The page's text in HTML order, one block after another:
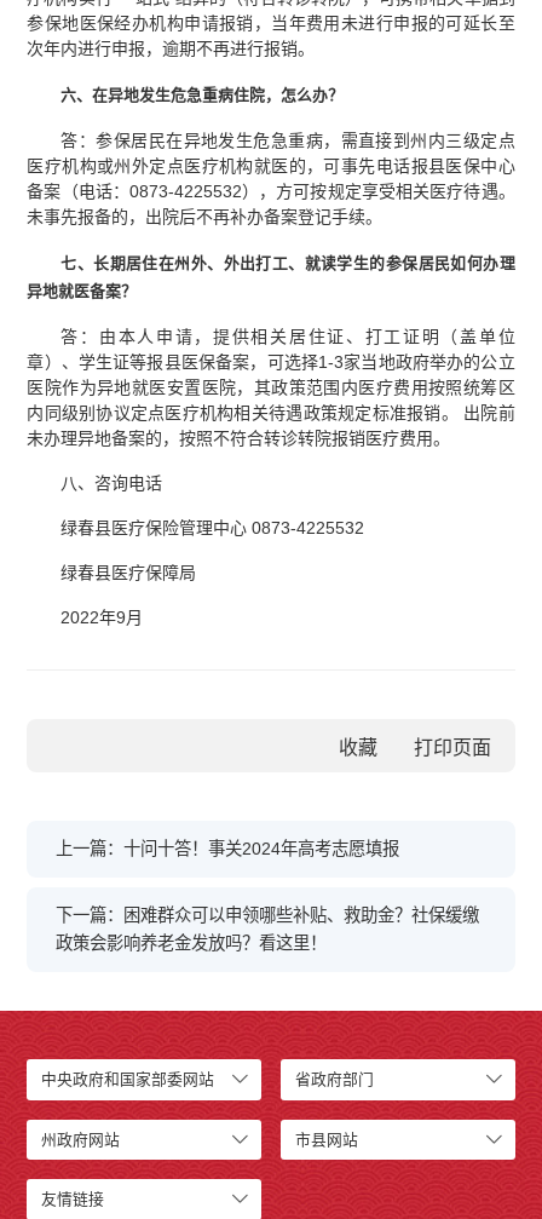
参保地医保经办机构申请报销，当年费用未进行申报的可延长至
次年内进行申报，逾期不再进行报销。
六、在异地发生危急重病住院，怎么办？
答：参保居民在异地发生危急重病，需直接到州内三级定点
医疗机构或州外定点医疗机构就医的，可事先电话报县医保中心
备案（电话：0873-4225532），方可按规定享受相关医疗待遇。
未事先报备的，出院后不再补办备案登记手续。
七、长期居住在州外、外出打工、就读学生的参保居民如何办理
异地就医备案？
答：由本人申请，提供相关居住证、打工证明（盖单位
章）、学生证等报县医保备案，可选择1-3家当地政府举办的公立
医院作为异地就医安置医院，其政策范围内医疗费用按照统筹区
内同级别协议定点医疗机构相关待遇政策规定标准报销。 出院前
未办理异地备案的，按照不符合转诊转院报销医疗费用。
八、咨询电话
绿春县医疗保险管理中心 0873-4225532
绿春县医疗保障局
2022年9月
收藏
上一篇：十问十答！事关2024年高考志愿填报
下一篇：困难群众可以申领哪些补贴、救助金？社保缓缴
政策会影响养老金发放吗？看这里！
中央政府和国家部委网站 省政府部门
州政府网站 市县网站
友情链接